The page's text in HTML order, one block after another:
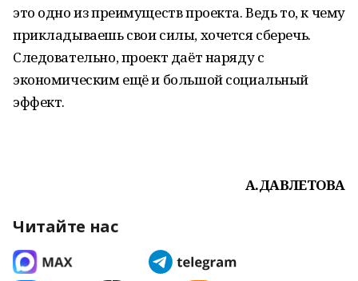
это одно из преимуществ проекта. Ведь то, к чему
прикладываешь свои силы, хочется сберечь.
Следовательно, проект даёт наряду с
экономическим ещё и большой социальный
эффект.
А.ДАВЛЕТОВА
Читайте нас